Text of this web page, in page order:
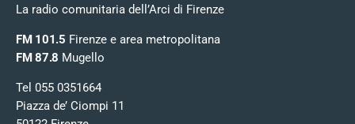
La radio comunitaria dell’Arci di Firenze
FM 101.5 Firenze e area metropolitana
FM 87.8 Mugello
Tel 055 0351664
Piazza de’ Ciompi 11